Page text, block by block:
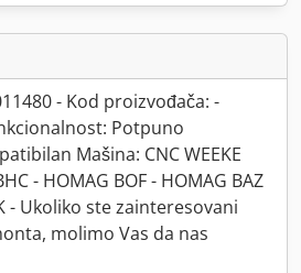
- Kod proizvođača: -
Potpuno
Mašina: CNC WEEKE
- HOMAG BOF - HOMAG BAZ
- Ukoliko ste zainteresovani
molimo Vas da nas